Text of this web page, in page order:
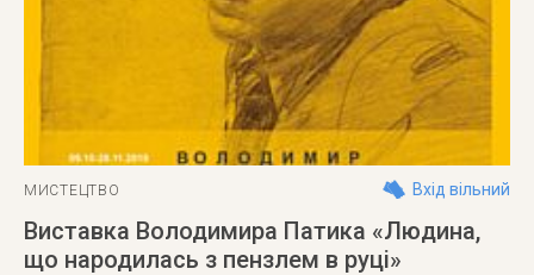
МИСТЕЦТВО Вхід вільний
Виставка Володимира Патика «Людина,
що народилась з пензлем в руці»